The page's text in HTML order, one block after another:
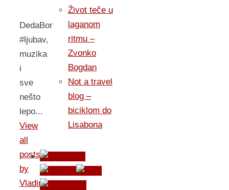
DedaBor
#ljubav,
muzika
i
sve
nešto
lepo...
View
all
posts
by
Vladimir
Život teče u
laganom
ritmu –
Zvonko
Bogdan
Not a travel
blog –
biciklom do
Lisabona